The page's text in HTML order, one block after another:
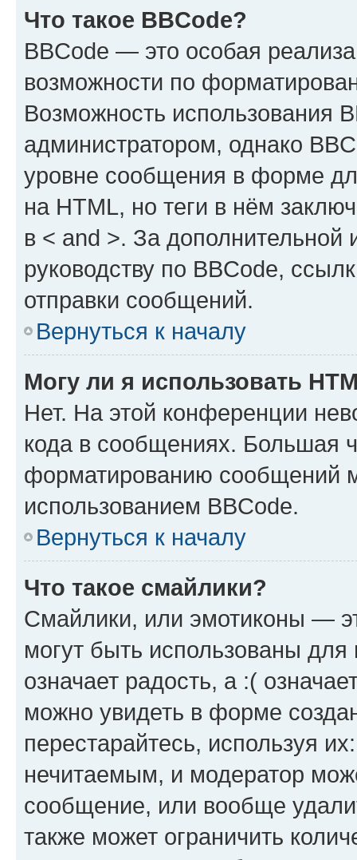
Что такое BBCode?
BBCode — это особая
возможности по
Возможность использования
администратором, однако
уровне сообщения в форме
на HTML, но теги в нём
в < and >. За
руководству по BBCode,
отправки сообщений.
Вернуться к началу
Могу ли я использовать
Нет. На этой конференции
кода в сообщениях. Большая
форматированию сообщений
использованием BBCode.
Вернуться к началу
Что такое смайлики?
Смайлики, или эмотиконы —
могут быть использованы
означает радость, а :(
можно увидеть в форме
перестарайтесь, используя
нечитаемым, и модератор
сообщение, или вообще
также может ограничить